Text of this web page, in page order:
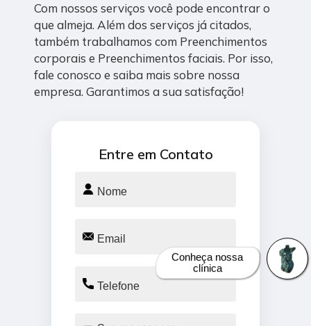
Com nossos serviços você pode encontrar o
que almeja. Além dos serviços já citados,
também trabalhamos com Preenchimentos
corporais e Preenchimentos faciais. Por isso,
fale conosco e saiba mais sobre nossa
empresa. Garantimos a sua satisfação!
Entre em Contato
Conheça nossa
clínica